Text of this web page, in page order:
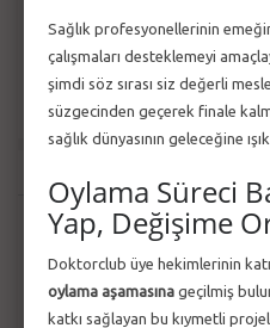
ŞUB Önemli
Tıp
YILMAZ,
2 MART 2026
2205–Lisans Burs
Çağrısı Açıldı
2 MART 2026
Sağlık profesyonellerinin
çalışmaları desteklemeyi
şimdi söz sırası siz değerli
süzgecinden geçerek finale
sağlık dünyasının geleceğine
Oylama Süreci
Yap, Değişime
Doktorclub üye hekimlerinin
oylama aşamasına geçilmiş
katkı sağlayan bu kıymetli